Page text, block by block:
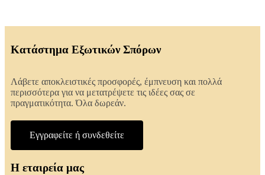
Κατάστημα Εξωτικών Σπόρων
Λάβετε αποκλειστικές προσφορές, έμπνευση και πολλά
περισσότερα για να μετατρέψετε τις ιδέες σας σε
πραγματικότητα. Όλα δωρεάν.
Εγγραφείτε ή συνδεθείτε
Η εταιρεία μας